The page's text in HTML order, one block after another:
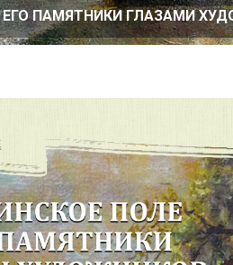
ПАМЯТНИКИ ГЛАЗАМИ